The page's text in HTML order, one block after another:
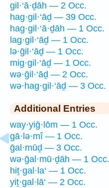
gil·‘ā·ḏāh — 2 Occ.
hag·gil·‘āḏ — 39 Occ.
hag·gil·‘ā·ḏāh — 1 Occ.
lag·gil·‘āḏ — 1 Occ.
lə·ḡil·‘āḏ — 1 Occ.
mig·gil·‘āḏ — 1 Occ.
wə·ḡil·‘āḏ — 2 Occ.
wə·hag·gil·‘āḏ — 3 Occ.
Additional Entries
way·yiḡ·lōm — 1 Occ.
gā·lə·mî — 1 Occ.
ḡal·mūḏ — 3 Occ.
wə·ḡal·mū·ḏāh — 1 Occ.
hiṯ·gal·la‘ — 1 Occ.
yiṯ·gal·lā‘ — 2 Occ.